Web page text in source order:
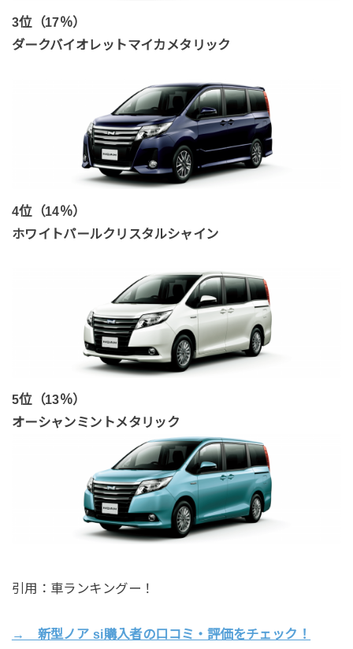
3位（17％）
ダークバイオレットマイカメタリック
4位（14％）
ホワイトパールクリスタルシャイン
5位（13％）
オーシャンミントメタリック
引用：車ランキングー！
→ 新型ノア si購入者の口コミ・評価をチェック！